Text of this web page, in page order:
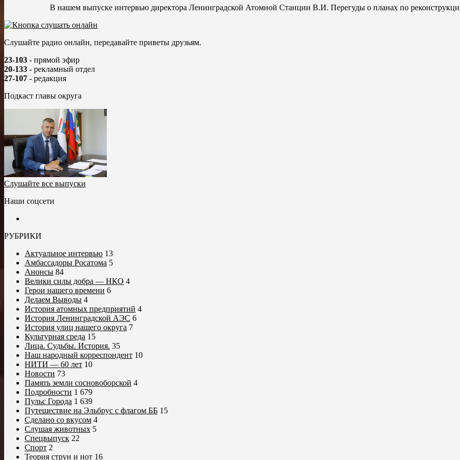
В нашем выпуске интервью директора Ленинградской Атомной Станции В.И. Перегуды о планах по
Слушайте радио онлайн, передавайте приветы друзьям.
23-103 - прямой эфир
20-133 - рекламный отдел
27-107 - редакция
Подкаст главы округа
Слушайте все выпуски
Наши соцсети
РУБРИКИ
Актуальное интервью 13
Амбассадоры Росатома 5
Анонсы 84
Велики силы добра — НКО 4
Герои нашего времени 6
Делаем Выводы 4
История атомных предприятий 4
История Ленинградской АЭС 6
История улиц нашего округа 7
Культурная среда 15
Лица. Судьбы. История. 35
Наш народный корреспондент 10
НИТИ — 60 лет 10
Новости 73
Память земли сосновоборской 4
Подробности 1 679
Пульс Города 1 639
Путешествие на Эльбрус с флагом ББ 15
Сделано со вкусом 4
Слушая животных 5
Спецвыпуск 22
Спорт 2
Теория струн и нот 16